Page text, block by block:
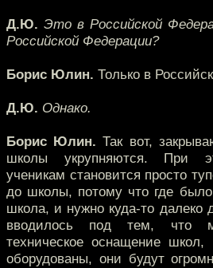
Д.Ю. Это в Российской
Российской Федерации?
Борис Юлин. Только в
Д.Ю. Однако.
Борис Юлин. Так вот,
школы укрупняются. При
ученикам становится просто
до школы, потому что где
школа, и нужно куда-то далеко
вводилось под тем, что
техническое оснащение школ,
оборудованы, они будут